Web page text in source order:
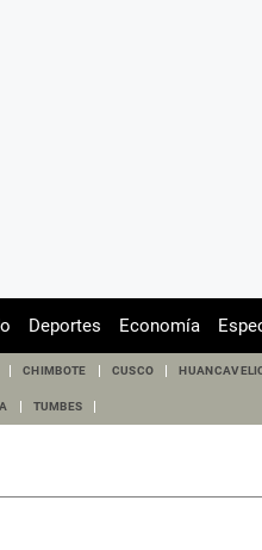
Deportes Economía
CHIMBOTE CUSCO
TUMBES